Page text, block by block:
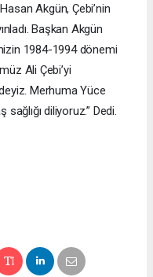
Akgün, Çebi’nin
Başkan Akgün
1984-1994 dönemi
Ali Çebi’yi
Merhuma Yüce
diliyoruz.” Dedi.